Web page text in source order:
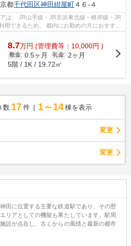
都千代田区神田紺屋町４６-４
用できるため、 都内にお勤めの方におすすめ
が...
8.7万円 (管理費等：10,000円 )
敷金 0.5ヶ月 礼金
2ヶ月
5階 / 1K / 19.72㎡
数 17 件 1～14 棟を表示
変更
変更
田に位置する主要な鉄道駅であり、その歴
リアとしての機能も果たしています。駅周
設が点在し、古くからの風情と最新の都市